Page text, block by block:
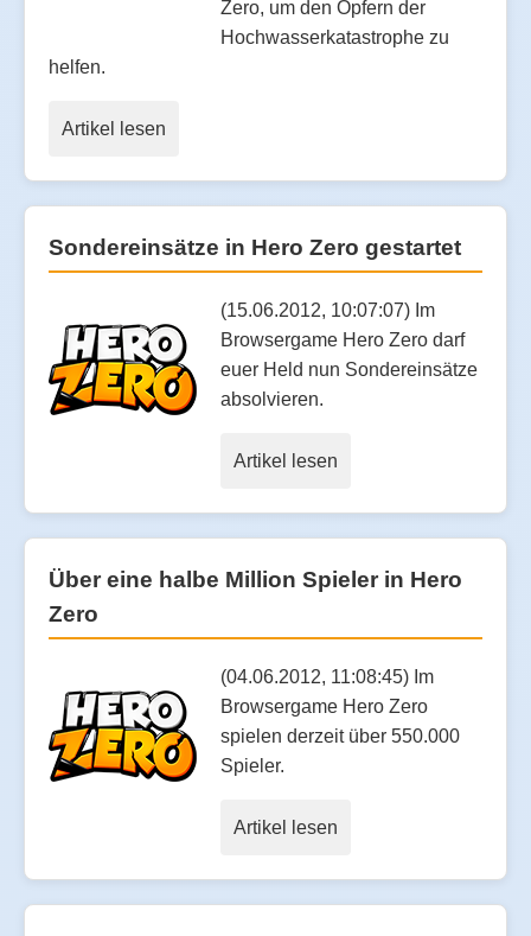
Zero, um den Opfern der
Hochwasserkatastrophe zu
helfen.
Artikel lesen
Sondereinsätze in Hero Zero gestartet
(15.06.2012, 10:07:07) Im
Browsergame Hero Zero darf
euer Held nun Sondereinsätze
absolvieren.
Artikel lesen
Über eine halbe Million Spieler in Hero
Zero
(04.06.2012, 11:08:45) Im
Browsergame Hero Zero
spielen derzeit über 550.000
Spieler.
Artikel lesen